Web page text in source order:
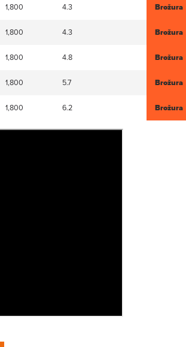
1,800 4.3 Brožura
1,800 4.3 Brožura
1,800 4.8 Brožura
1,800 5.7 Brožura
1,800 6.2 Brožura